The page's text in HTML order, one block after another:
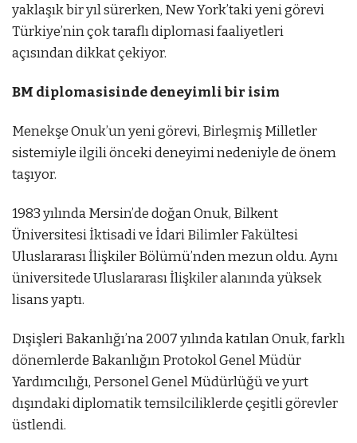
yaklaşık bir yıl sürerken, New York’taki yeni görevi
Türkiye’nin çok taraflı diplomasi faaliyetleri
açısından dikkat çekiyor.
BM diplomasisinde deneyimli bir isim
Menekşe Onuk’un yeni görevi, Birleşmiş Milletler
sistemiyle ilgili önceki deneyimi nedeniyle de önem
taşıyor.
1983 yılında Mersin’de doğan Onuk, Bilkent
Üniversitesi İktisadi ve İdari Bilimler Fakültesi
Uluslararası İlişkiler Bölümü’nden mezun oldu. Aynı
üniversitede Uluslararası İlişkiler alanında yüksek
lisans yaptı.
Dışişleri Bakanlığı’na 2007 yılında katılan Onuk, farklı
dönemlerde Bakanlığın Protokol Genel Müdür
Yardımcılığı, Personel Genel Müdürlüğü ve yurt
dışındaki diplomatik temsilciliklerde çeşitli görevler
üstlendi.